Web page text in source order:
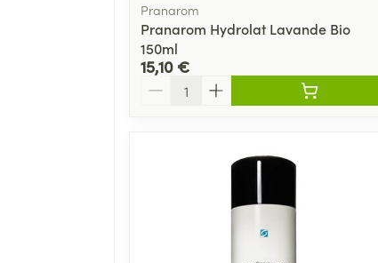
Pranarom
Pranarom Hydrolat Lavande Bio
150ml
15,10 €
Quantité